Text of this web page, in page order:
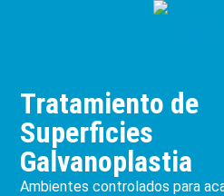
Tratamiento de
Superficies
Galvanoplastia
Ambientes controlados para